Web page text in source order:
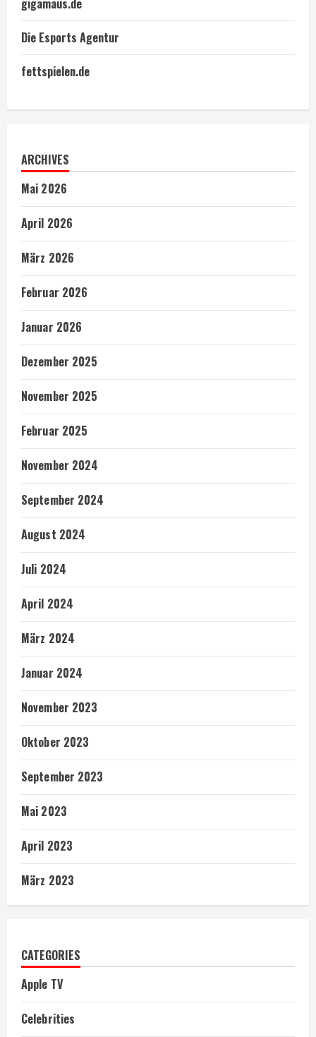
gigamaus.de
Die Esports Agentur
fettspielen.de
ARCHIVES
Mai 2026
April 2026
März 2026
Februar 2026
Januar 2026
Dezember 2025
November 2025
Februar 2025
November 2024
September 2024
August 2024
Juli 2024
April 2024
März 2024
Januar 2024
November 2023
Oktober 2023
September 2023
Mai 2023
April 2023
März 2023
CATEGORIES
Apple TV
Celebrities